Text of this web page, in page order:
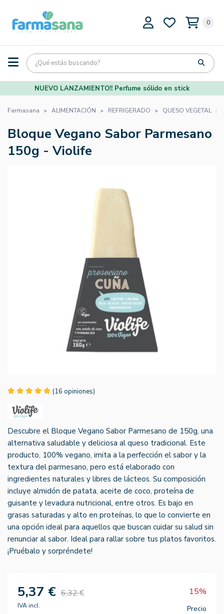
0
NUEVO LANZAMIENTO!! Perfume sólido en stick
Farmasana ALIMENTACIÓN REFRIGERADO QUESO VEGETAL
Bloque Vegano Sabor Parmesano
150g - Violife
(16 opiniones)
Descubre el Bloque Vegano Sabor Parmesano de 150g, una
alternativa saludable y deliciosa al queso tradicional. Este
producto, 100% vegano, imita a la perfección el sabor y la
textura del parmesano, pero está elaborado con
ingredientes naturales y libres de lácteos. Su composición
incluye almidón de patata, aceite de coco, proteína de
guisante y levadura nutricional, entre otros. Es bajo en
grasas saturadas y alto en proteínas, lo que lo convierte en
una opción ideal para aquellos que buscan cuidar su salud sin
renunciar al sabor. Ideal para rallar sobre tus platos favoritos.
¡Pruébalo y sorpréndete!
5,37 € 6,32 € 15%
IVA incl. Precio